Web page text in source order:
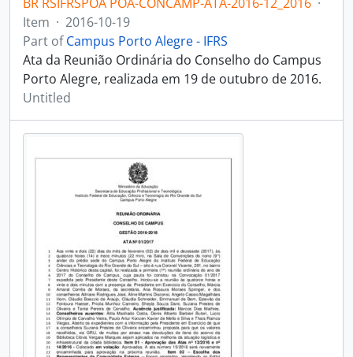
Item · 2016-10-19
Part ofCampus Porto Alegre - IFRS
Ata da Reunião Ordinária do Conselho do Campus
Porto Alegre, realizada em 19 de outubro de 2016.
Untitled